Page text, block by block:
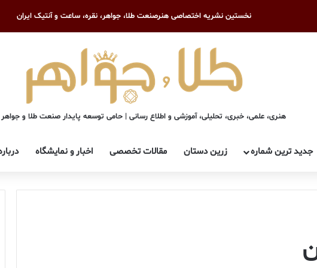
نخستین نشریه اختصاصی هنرصنعت طلا، جواهر، نقره، ساعت و آنتیک ایران
هنری، علمی، خبری، تحلیلی، آموزشی و اطلاع رسانی | حامی توسعه پایدار صنعت طلا و
جدید ترین شماره زرین دستان مقالات تخصصی اخبار و نمایشگاه